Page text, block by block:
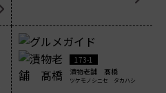
173-1
漬物老舗 髙橋
ツケモノシニセ タカハシ